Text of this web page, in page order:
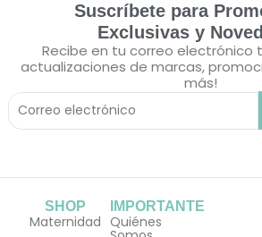
Suscríbete para
Exclusivas y
Recibe en tu correo electrónico
actualizaciones de marcas,
más!
Correo
Electrónico
SHOP
Maternidad
IMPORTANTE
Quiénes